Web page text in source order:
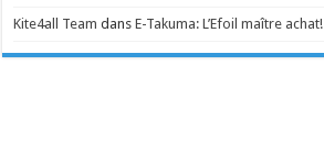
Kite4all Team dansE-Takuma: L’Efoil maître achat!